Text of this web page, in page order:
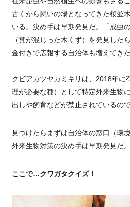
古くから憩いの場となってきた桜並
いる。決め手は早期発見だ。「成虫
（糞が混じった木くず）を発見した
金付きで広報する自治体も増えてきた
クビアカツヤカミキリは、2018年に
理が必要な種）として特定外来生物
出しや飼育などが禁止されているの
見つけたらまずは自治体の窓口（環
外来生物対策の決め手は早期発見だ。
ここで…クワガタクイズ！